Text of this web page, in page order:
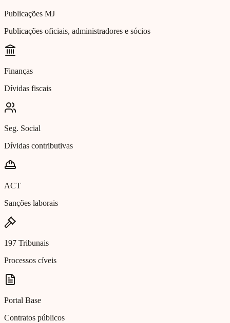
Publicações MJ
Publicações oficiais, administradores e sócios
Finanças
Dívidas fiscais
Seg. Social
Dívidas contributivas
ACT
Sanções laborais
197 Tribunais
Processos cíveis
Portal Base
Contratos públicos